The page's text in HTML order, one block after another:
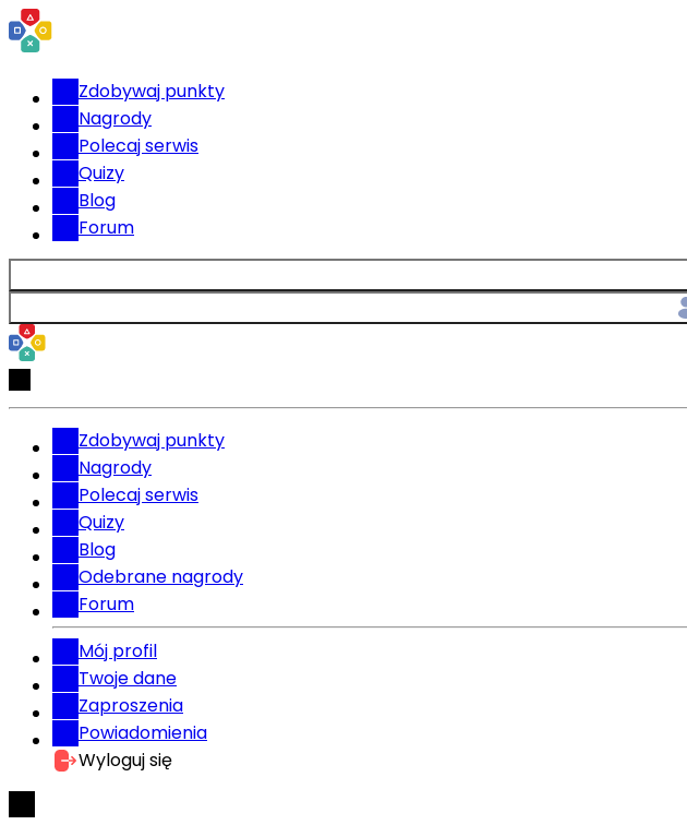
Zdobywaj punkty
Nagrody
Polecaj serwis
Quizy
Blog
Forum
Zdobywaj punkty
Nagrody
Polecaj serwis
Quizy
Blog
Odebrane nagrody
Forum
Mój profil
Twoje dane
Zaproszenia
Powiadomienia
Wyloguj się